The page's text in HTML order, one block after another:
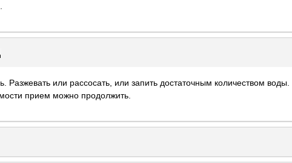
Разжевать или рассосать, или запить достаточным количеством
прием можно продолжить.